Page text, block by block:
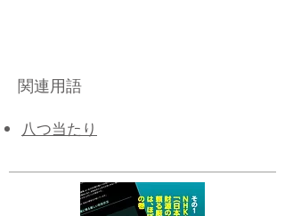
関連用語
八つ当たり